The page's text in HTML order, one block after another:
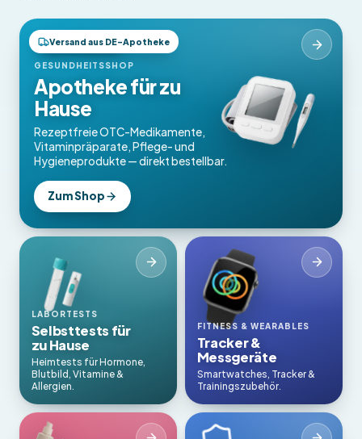
Versand aus DE-Apotheke
OTC-Produkte
GESUNDHEITSSHOP
Apotheke für zu
Hause
Rezeptfreie OTC-Medikamente,
Vitaminpräparate, Pflege- und
Hygieneprodukte — direkt bestellbar.
Zum Shop
LABORTESTS
Selbsttests für
zu Hause
Heimtests für Hormone,
Blutbild, Vitamine &
Allergien.
FITNESS & WEARABLES
Tracker &
Messgeräte
Smartwatches, Tracker &
Trainingszubehör.